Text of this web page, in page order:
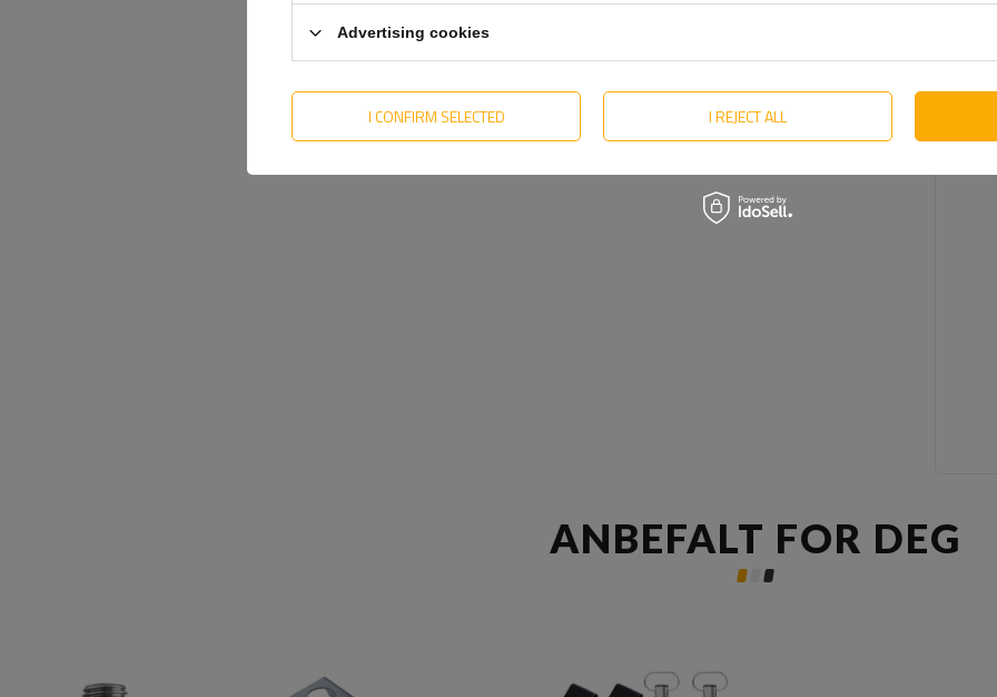
ANBEFALT FOR DEG
Advertising cookies
I CONFIRM SELECTED I REJECT ALL